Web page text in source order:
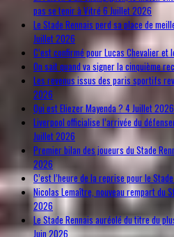
pas se tenir à Vitré 6 Juillet 2026
Le Stade Rennais perd sa place de
Juillet 2026
C’est confirmé pour Lucas Chevalier et
On sait quand va signer la cinquième
Les revenus issus des paris sportifs
2026
Qui est Eliezer Mayenda ? 4 Juillet 2026
Liverpool officialise l’arrivée du
Juillet 2026
Premier bilan des joueurs du Stade
2026
C’est l’heure de la reprise pour le
Nicolas Lemaître, nouveau rempart du
2026
Le Stade Rennais auréolé du titre du
Juin 2026